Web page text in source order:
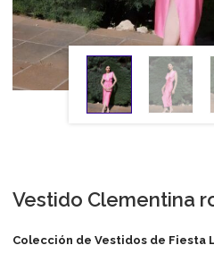
Vestido Clementina
Colección de Vestidos de Fiesta